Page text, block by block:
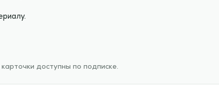
доступны по подписке.